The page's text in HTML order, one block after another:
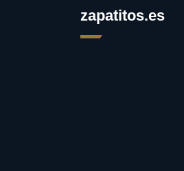
zapatitos.es